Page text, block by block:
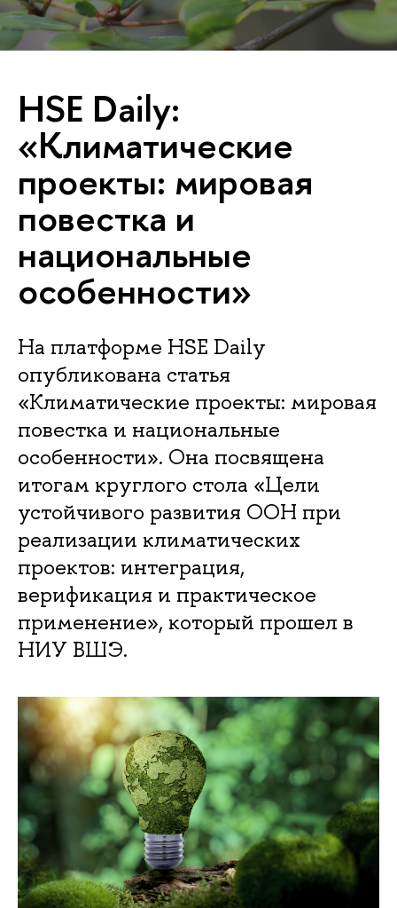
HSE Daily:
«Климатические
проекты: мировая
повестка и
национальные
особенности»
На платформе HSE Daily
опубликована статья
«Климатические проекты: мировая
повестка и национальные
особенности». Она посвящена
итогам круглого стола «Цели
устойчивого развития ООН при
реализации климатических
проектов: интеграция,
верификация и практическое
применение», который прошел в
НИУ ВШЭ.